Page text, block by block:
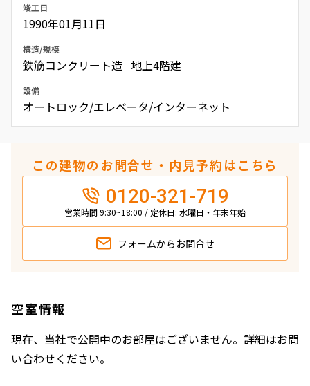
竣工日
1990年01月11日
構造/規模
鉄筋コンクリート造 地上4階建
設備
オートロック/エレベータ/インターネット
この建物のお問合せ・内見予約はこちら
0120-321-719
営業時間 9:30~18:00 / 定休日: 水曜日・年末年始
フォームから お問合せ
空室情報
現在、当社で公開中のお部屋はございません。詳細はお問
い合わせください。